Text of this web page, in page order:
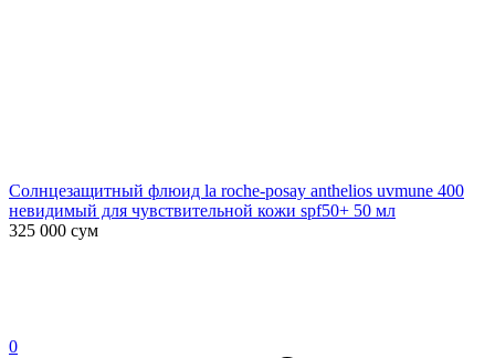
Солнцезащитный флюид la roche-posay anthelios uvmune 400
невидимый для чувствительной кожи spf50+ 50 мл
325 000 сум
0